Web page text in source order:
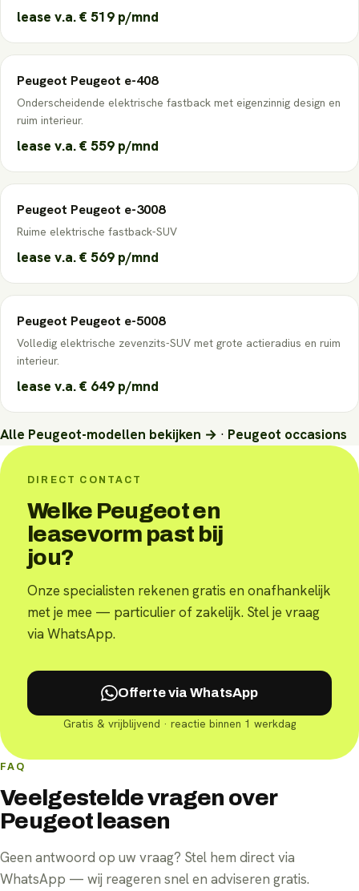
lease v.a.€ 519 p/mnd
Peugeot Peugeot e-408
Onderscheidende elektrische fastback met eigenzinnig design en
ruim interieur.
lease v.a.€ 559 p/mnd
Peugeot Peugeot e-3008
Ruime elektrische fastback-SUV
lease v.a.€ 569 p/mnd
Peugeot Peugeot e-5008
Volledig elektrische zevenzits-SUV met grote actieradius en ruim
interieur.
lease v.a.€ 649 p/mnd
Alle Peugeot-modellen bekijken → · Peugeot occasions
DIRECT CONTACT
Welke Peugeot en
leasevorm past bij
jou?
Onze specialisten rekenen gratis en onafhankelijk
met je mee — particulier of zakelijk. Stel je vraag
via WhatsApp.
Offerte via WhatsApp
Gratis & vrijblijvend · reactie binnen 1 werkdag
FAQ
Veelgestelde vragen over
Peugeot leasen
Geen antwoord op uw vraag? Stel hem direct via
WhatsApp — wij reageren snel en adviseren gratis.